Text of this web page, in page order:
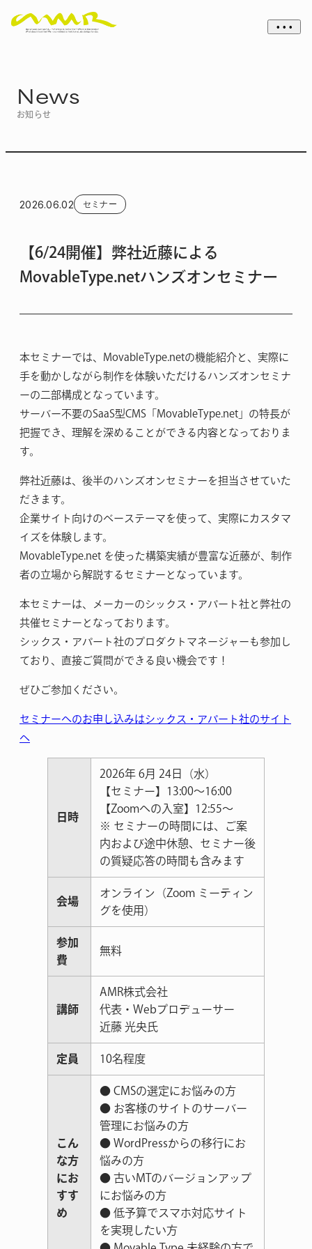
• • •
News
お知らせ
2026.06.02 セミナー
【6/24開催】弊社近藤による
MovableType.netハンズオンセミナー
本セミナーでは、MovableType.netの機能紹介と、実際に
手を動かしながら制作を体験いただけるハンズオンセミナ
ーの二部構成となっています。
サーバー不要のSaaS型CMS「MovableType.net」の特長が
把握でき、理解を深めることができる内容となっておりま
す。
弊社近藤は、後半のハンズオンセミナーを担当させていた
だきます。
企業サイト向けのベーステーマを使って、実際にカスタマ
イズを体験します。
MovableType.net を使った構築実績が豊富な近藤が、制作
者の立場から解説するセミナーとなっています。
本セミナーは、メーカーのシックス・アパート社と弊社の
共催セミナーとなっております。
シックス・アパート社のプロダクトマネージャーも参加し
ており、直接ご質問ができる良い機会です！
ぜひご参加ください。
セミナーへのお申し込みはシックス・アパート社のサイト
へ
日時
2026年 6月 24日（水）
【セミナー】13:00～16:00
【Zoomへの入室】12:55〜
※ セミナーの時間には、ご案
内および途中休憩、セミナー後
の質疑応答の時間も含みます
会場
オンライン（Zoom ミーティン
グを使用）
参加
費
無料
講師
AMR株式会社
代表・Webプロデューサー
近藤 光央氏
定員 10名程度
こん
な方
にお
すす
め
● CMSの選定にお悩みの方
● お客様のサイトのサーバー
管理にお悩みの方
● WordPressからの移行にお
悩みの方
● 古いMTのバージョンアップ
にお悩みの方
● 低予算でスマホ対応サイト
を実現したい方